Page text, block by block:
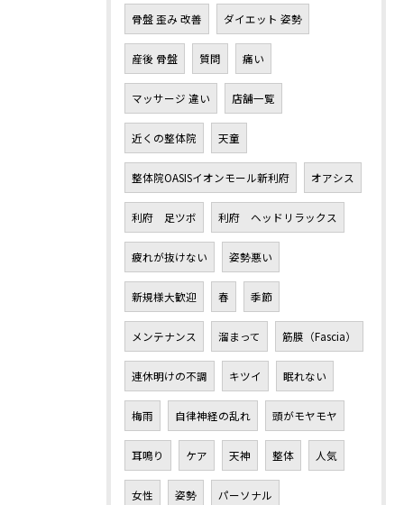
骨盤 歪み 改善 ダイエット 姿勢
産後 骨盤 質問 痛い
マッサージ 違い 店舗一覧
近くの整体院 天童
整体院OASISイオンモール新利府 オアシス
利府 足ツボ 利府 ヘッドリラックス
疲れが抜けない 姿勢悪い
新規様大歓迎 春 季節
メンテナンス 溜まって 筋膜（Fascia）
連休明けの不調 キツイ 眠れない
梅雨 自律神経の乱れ 頭がモヤモヤ
耳鳴り ケア 天神 整体 人気
女性 姿勢 パーソナル